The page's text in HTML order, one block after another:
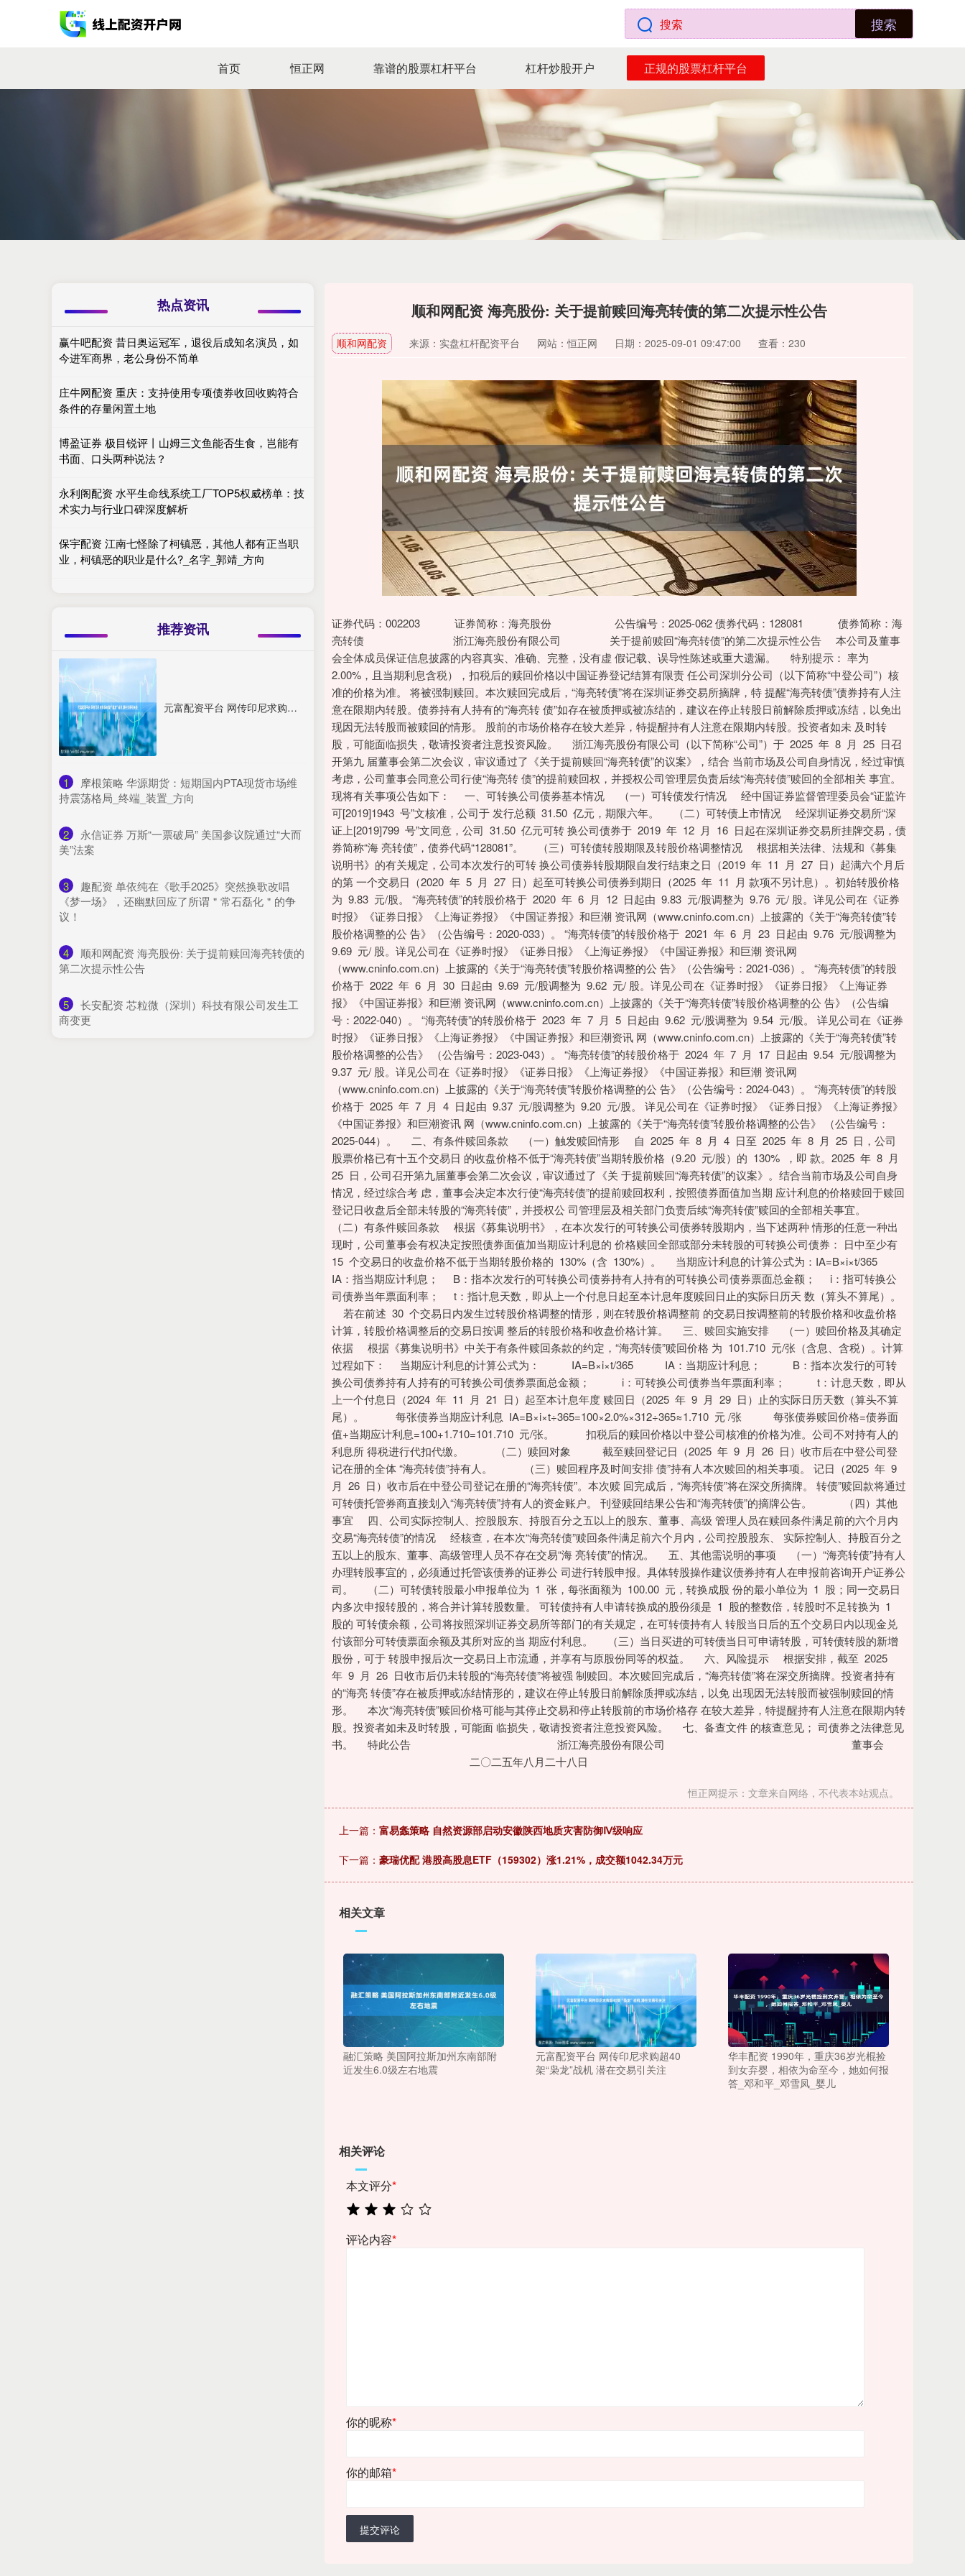
搜索
首页 恒正网 靠谱的股票杠杆平台 杠杆炒股开户 正规的股票杠杆平台
顺和网配资 海亮股份: 关于提前赎回海亮转债的第二次提示性公告
顺和网配资 来源：实盘杠杆配资平台 网站：恒正网 日期：2025-09-01 09:47:00 查看：230
证券代码：002203 证券简称：海亮股份 公告编号：2025-062 债券代码：128081 债券简称：海
亮转债 浙江海亮股份有限公司 关于提前赎回“海亮转债”的第二次提示性公告 本公司及董事
会全体成员保证信息披露的内容真实、准确、完整，没有虚 假记载、误导性陈述或重大遗漏。 特别提示： 率为
2.00%，且当期利息含税），扣税后的赎回价格以中国证券登记结算有限责 任公司深圳分公司（以下简称“中登公司”）核
准的价格为准。 将被强制赎回。本次赎回完成后，“海亮转债”将在深圳证券交易所摘牌，特 提醒“海亮转债”债券持有人注
意在限期内转股。债券持有人持有的“海亮转 债”如存在被质押或被冻结的，建议在停止转股日前解除质押或冻结，以免出
现因无法转股而被赎回的情形。 股前的市场价格存在较大差异，特提醒持有人注意在限期内转股。投资者如未 及时转
股，可能面临损失，敬请投资者注意投资风险。 浙江海亮股份有限公司（以下简称“公司”）于 2025 年 8 月 25 日召
开第九 届董事会第二次会议，审议通过了《关于提前赎回“海亮转债”的议案》，结合 当前市场及公司自身情况，经过审慎
考虑，公司董事会同意公司行使“海亮转 债”的提前赎回权，并授权公司管理层负责后续“海亮转债”赎回的全部相关 事宜。
现将有关事项公告如下： 一、可转换公司债券基本情况 （一）可转债发行情况 经中国证券监督管理委员会“证监许
可[2019]1943 号”文核准，公司于 发行总额 31.50 亿元，期限六年。 （二）可转债上市情况 经深圳证券交易所“深
证上[2019]799 号”文同意，公司 31.50 亿元可转 换公司债券于 2019 年 12 月 16 日起在深圳证券交易所挂牌交易，债
券简称“海 亮转债”，债券代码“128081”。 （三）可转债转股期限及转股价格调整情况 根据相关法律、法规和《募集
说明书》的有关规定，公司本次发行的可转 换公司债券转股期限自发行结束之日（2019 年 11 月 27 日）起满六个月后
的第 一个交易日（2020 年 5 月 27 日）起至可转换公司债券到期日（2025 年 11 月 款项不另计息）。初始转股价格
为 9.83 元/股。 “海亮转债”的转股价格于 2020 年 6 月 12 日起由 9.83 元/股调整为 9.76 元/ 股。详见公司在《证券
时报》《证券日报》《上海证券报》《中国证券报》和巨潮 资讯网（www.cninfo.com.cn）上披露的《关于“海亮转债”转
股价格调整的公 告》（公告编号：2020-033）。 “海亮转债”的转股价格于 2021 年 6 月 23 日起由 9.76 元/股调整为
9.69 元/ 股。详见公司在《证券时报》《证券日报》《上海证券报》《中国证券报》和巨潮 资讯网
（www.cninfo.com.cn）上披露的《关于“海亮转债”转股价格调整的公 告》（公告编号：2021-036）。 “海亮转债”的转股
价格于 2022 年 6 月 30 日起由 9.69 元/股调整为 9.62 元/ 股。详见公司在《证券时报》《证券日报》《上海证券
报》《中国证券报》和巨潮 资讯网（www.cninfo.com.cn）上披露的《关于“海亮转债”转股价格调整的公 告》（公告编
号：2022-040）。 “海亮转债”的转股价格于 2023 年 7 月 5 日起由 9.62 元/股调整为 9.54 元/股。 详见公司在《证券
时报》《证券日报》《上海证券报》《中国证券报》和巨潮资讯 网（www.cninfo.com.cn）上披露的《关于“海亮转债”转
股价格调整的公告》 （公告编号：2023-043）。 “海亮转债”的转股价格于 2024 年 7 月 17 日起由 9.54 元/股调整为
9.37 元/ 股。详见公司在《证券时报》《证券日报》《上海证券报》《中国证券报》和巨潮 资讯网
（www.cninfo.com.cn）上披露的《关于“海亮转债”转股价格调整的公 告》（公告编号：2024-043）。 “海亮转债”的转股
价格于 2025 年 7 月 4 日起由 9.37 元/股调整为 9.20 元/股。 详见公司在《证券时报》《证券日报》《上海证券报》
《中国证券报》和巨潮资讯 网（www.cninfo.com.cn）上披露的《关于“海亮转债”转股价格调整的公告》 （公告编号：
2025-044）。 二、有条件赎回条款 （一）触发赎回情形 自 2025 年 8 月 4 日至 2025 年 8 月 25 日，公司
股票价格已有十五个交易日 的收盘价格不低于“海亮转债”当期转股价格（9.20 元/股）的 130% ，即 款。2025 年 8 月
25 日，公司召开第九届董事会第二次会议，审议通过了《关 于提前赎回“海亮转债”的议案》。结合当前市场及公司自身
情况，经过综合考 虑，董事会决定本次行使“海亮转债”的提前赎回权利，按照债券面值加当期 应计利息的价格赎回于赎回
登记日收盘后全部未转股的“海亮转债”，并授权公 司管理层及相关部门负责后续“海亮转债”赎回的全部相关事宜。
（二）有条件赎回条款 根据《募集说明书》，在本次发行的可转换公司债券转股期内，当下述两种 情形的任意一种出
现时，公司董事会有权决定按照债券面值加当期应计利息的 价格赎回全部或部分未转股的可转换公司债券： 日中至少有
15 个交易日的收盘价格不低于当期转股价格的 130%（含 130%）。 当期应计利息的计算公式为：IA=B×i×t/365
IA：指当期应计利息； B：指本次发行的可转换公司债券持有人持有的可转换公司债券票面总金额； i：指可转换公
司债券当年票面利率； t：指计息天数，即从上一个付息日起至本计息年度赎回日止的实际日历天 数（算头不算尾）。
若在前述 30 个交易日内发生过转股价格调整的情形，则在转股价格调整前 的交易日按调整前的转股价格和收盘价格
计算，转股价格调整后的交易日按调 整后的转股价格和收盘价格计算。 三、赎回实施安排 （一）赎回价格及其确定
依据 根据《募集说明书》中关于有条件赎回条款的约定，“海亮转债”赎回价格 为 101.710 元/张（含息、含税）。计算
过程如下： 当期应计利息的计算公式为： IA=B×i×t/365 IA：当期应计利息； B：指本次发行的可转
换公司债券持有人持有的可转换公司债券票面总金额； i：可转换公司债券当年票面利率； t：计息天数，即从
上一个付息日（2024 年 11 月 21 日）起至本计息年度 赎回日（2025 年 9 月 29 日）止的实际日历天数（算头不算
尾）。 每张债券当期应计利息 IA=B×i×t÷365=100×2.0%×312÷365≈1.710 元 /张 每张债券赎回价格=债券面
值+当期应计利息=100+1.710=101.710 元/张。 扣税后的赎回价格以中登公司核准的价格为准。公司不对持有人的
利息所 得税进行代扣代缴。 （二）赎回对象 截至赎回登记日（2025 年 9 月 26 日）收市后在中登公司登
记在册的全体 “海亮转债”持有人。 （三）赎回程序及时间安排 债”持有人本次赎回的相关事项。 记日（2025 年 9
月 26 日）收市后在中登公司登记在册的“海亮转债”。本次赎 回完成后，“海亮转债”将在深交所摘牌。 转债”赎回款将通过
可转债托管券商直接划入“海亮转债”持有人的资金账户。 刊登赎回结果公告和“海亮转债”的摘牌公告。 （四）其他
事宜 四、公司实际控制人、控股股东、持股百分之五以上的股东、董事、高级 管理人员在赎回条件满足前的六个月内
交易“海亮转债”的情况 经核查，在本次“海亮转债”赎回条件满足前六个月内，公司控股股东、 实际控制人、持股百分之
五以上的股东、董事、高级管理人员不存在交易“海 亮转债”的情况。 五、其他需说明的事项 （一）“海亮转债”持有人
办理转股事宜的，必须通过托管该债券的证券公 司进行转股申报。具体转股操作建议债券持有人在申报前咨询开户证券公
司。 （二）可转债转股最小申报单位为 1 张，每张面额为 100.00 元，转换成股 份的最小单位为 1 股；同一交易日
内多次申报转股的，将合并计算转股数量。 可转债持有人申请转换成的股份须是 1 股的整数倍，转股时不足转换为 1
股的 可转债余额，公司将按照深圳证券交易所等部门的有关规定，在可转债持有人 转股当日后的五个交易日内以现金兑
付该部分可转债票面余额及其所对应的当 期应付利息。 （三）当日买进的可转债当日可申请转股，可转债转股的新增
股份，可于 转股申报后次一交易日上市流通，并享有与原股份同等的权益。 六、风险提示 根据安排，截至 2025
年 9 月 26 日收市后仍未转股的“海亮转债”将被强 制赎回。本次赎回完成后，“海亮转债”将在深交所摘牌。投资者持有
的“海亮 转债”存在被质押或冻结情形的，建议在停止转股日前解除质押或冻结，以免 出现因无法转股而被强制赎回的情
形。 本次“海亮转债”赎回价格可能与其停止交易和停止转股前的市场价格存 在较大差异，特提醒持有人注意在限期内转
股。投资者如未及时转股，可能面 临损失，敬请投资者注意投资风险。 七、备查文件 的核查意见； 司债券之法律意见
书。 特此公告 浙江海亮股份有限公司 董事会
二〇二五年八月二十八日
恒正网提示：文章来自网络，不代表本站观点。
上一篇： 富易螽策略 自然资源部启动安徽陕西地质灾害防御Ⅳ级响应
下一篇： 豪瑞优配 港股高股息ETF（159302）涨1.21%，成交额1042.34万元
相关文章
融汇策略 美国阿拉斯加州东南部附
近发生6.0级左右地震
元富配资平台 网传印尼求购超40
架“枭龙”战机 潜在交易引关注
华丰配资 1990年，重庆36岁光棍捡
到女弃婴，相依为命至今，她如何报
答_邓和平_邓雪凤_婴儿
相关评论
本文评分*
评论内容*
你的昵称*
你的邮箱*
提交评论
热点资讯
赢牛吧配资 昔日奥运冠军，退役后成知名演员，如
今进军商界，老公身份不简单
庄牛网配资 重庆：支持使用专项债券收回收购符合
条件的存量闲置土地
博盈证券 极目锐评丨山姆三文鱼能否生食，岂能有
书面、口头两种说法？
永利阁配资 水平生命线系统工厂TOP5权威榜单：技
术实力与行业口碑深度解析
保宇配资 江南七怪除了柯镇恶，其他人都有正当职
业，柯镇恶的职业是什么?_名字_郭靖_方向
推荐资讯
元富配资平台 网传印尼求购超40架“枭龙”战机 潜在交易引关注
1
​摩根策略 华源期货：短期国内PTA现货市场维
持震荡格局_终端_装置_方向
2
​永信证券 万斯“一票破局” 美国参议院通过“大而
美”法案
3
​趣配资 单依纯在《歌手2025》突然换歌改唱
《梦一场》，还幽默回应了所谓＂常石磊化＂的争
议！
4
​顺和网配资 海亮股份: 关于提前赎回海亮转债的
第二次提示性公告
5
​长安配资 芯粒微（深圳）科技有限公司发生工
商变更